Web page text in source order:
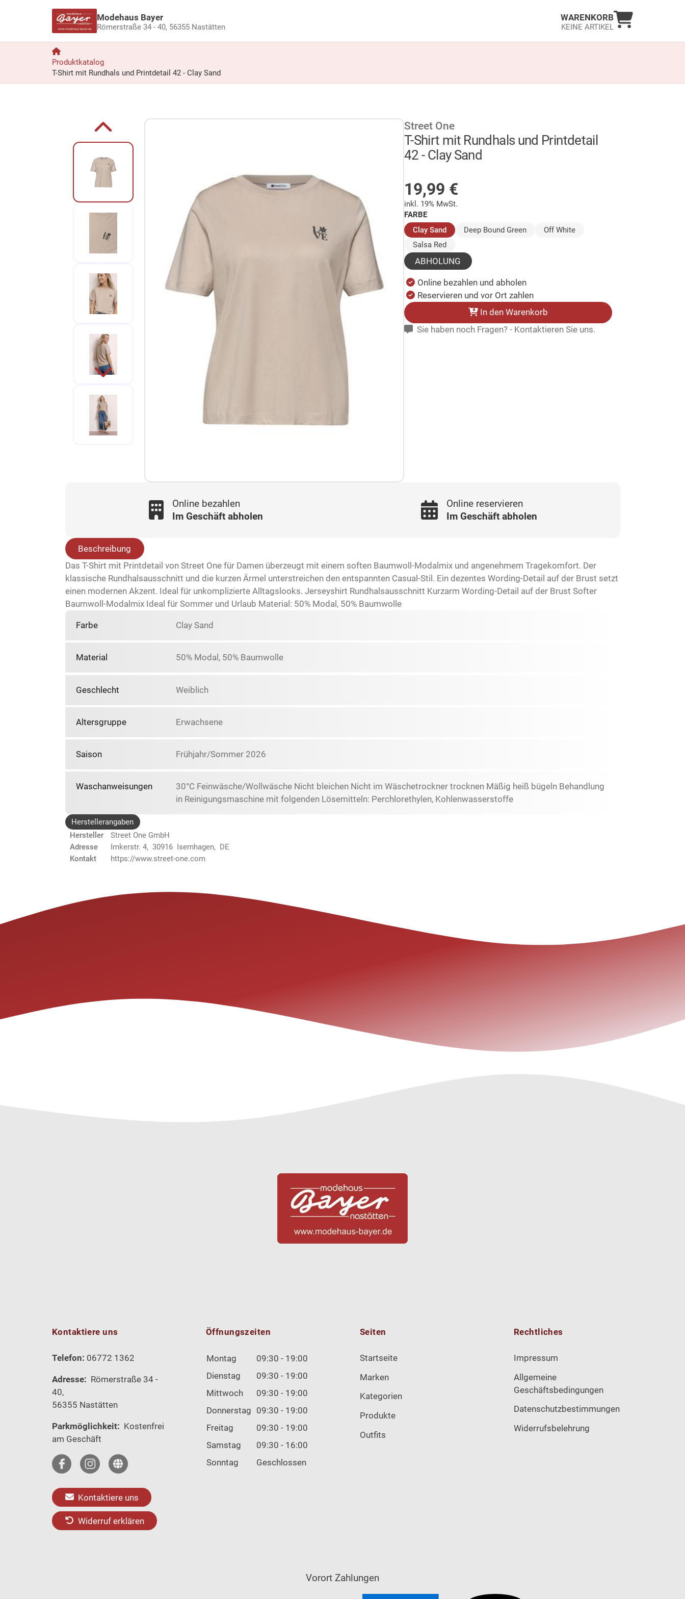
Modehaus Bayer
Römerstraße 34 - 40, 56355 Nastätten
WARENKORB
KEINE ARTIKEL
Warenkorb
Produktkatalog
T-Shirt mit Rundhals und Printdetail 42 - Clay Sand
Zur Produktbeschreibung springen Street One
T-Shirt mit Rundhals und Printdetail
42 - Clay Sand
19,99 €
inkl. 19% MwSt.
FARBE
Clay Sand(ausgewählt)
Deep Bound Green
Off White
Salsa Red
ABHOLUNG
Online bezahlen und abholen
Reservieren und vor Ort zahlen
In den Warenkorb
Sie haben noch Fragen? - Kontaktieren Sie uns.
Online bezahlen
Im Geschäft abholen
Online reservieren
Im Geschäft abholen
Beschreibung
Das T-Shirt mit Printdetail von Street One für Damen überzeugt mit einem soften Baumwoll-Modalmix und angenehmem Tragekomfort. Der
klassische Rundhalsausschnitt und die kurzen Ärmel unterstreichen den entspannten Casual-Stil. Ein dezentes Wording-Detail auf der Brust setzt
einen modernen Akzent. Ideal für unkomplizierte Alltagslooks. Jerseyshirt Rundhalsausschnitt Kurzarm Wording-Detail auf der Brust Softer
Baumwoll-Modalmix Ideal für Sommer und Urlaub Material: 50% Modal, 50% Baumwolle
Farbe Clay Sand
Material 50% Modal, 50% Baumwolle
Geschlecht Weiblich
Altersgruppe Erwachsene
Saison Frühjahr/Sommer 2026
Waschanweisungen
30°C Feinwäsche/Wollwäsche Nicht bleichen Nicht im Wäschetrockner trocknen Mäßig heiß bügeln Behandlung
in Reinigungsmaschine mit folgenden Lösemitteln: Perchlorethylen, Kohlenwasserstoffe
Herstellerangaben
Hersteller
Street One GmbH
Adresse
Imkerstr. 4, 30916 Isernhagen, DE
Kontakt
https://www.street-one.com
Kontaktiere uns
Telefon: 06772 1362
Adresse: Römerstraße 34 -
40,
56355 Nastätten
Parkmöglichkeit: Kostenfrei
am Geschäft
Kontaktiere uns
Widerruf erklären
Öffnungszeiten
Montag
09:30 - 19:00
Dienstag
09:30 - 19:00
Mittwoch
09:30 - 19:00
Donnerstag 09:30 - 19:00
Freitag
09:30 - 19:00
Samstag
09:30 - 16:00
Sonntag
Geschlossen
Seiten
Startseite
Marken
Kategorien
Produkte
Outfits
Rechtliches
Impressum
Allgemeine
Geschäftsbedingungen
Datenschutzbestimmungen
Widerrufsbelehrung
Vorort Zahlungen